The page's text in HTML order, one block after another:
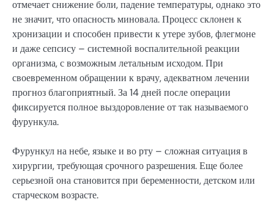
отмечает снижение боли, падение температуры, однако это
не значит, что опасность миновала. Процесс склонен к
хронизации и способен привести к утере зубов, флегмоне
и даже сепсису – системной воспалительной реакции
организма, с возможным летальным исходом. При
своевременном обращении к врачу, адекватном лечении
прогноз благоприятный. За 14 дней после операции
фиксируется полное выздоровление от так называемого
фурункула.
Фурункул на небе, языке и во рту – сложная ситуация в
хирургии, требующая срочного разрешения. Еще более
серьезной она становится при беременности, детском или
старческом возрасте.